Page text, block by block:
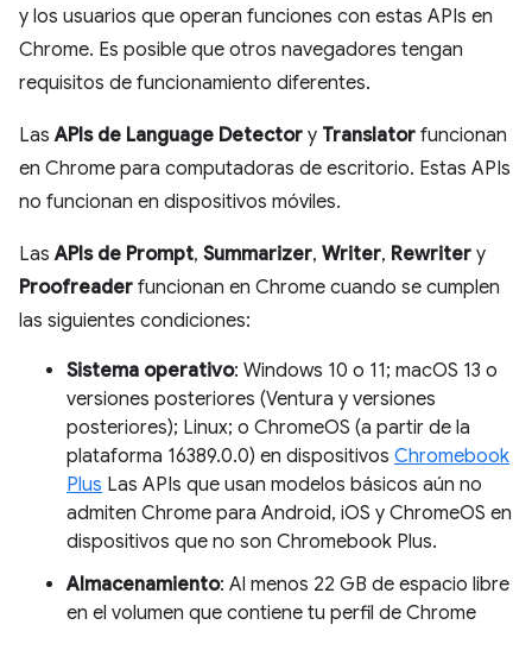
y los usuarios que operan funciones con estas APIs en
Chrome. Es posible que otros navegadores tengan
requisitos de funcionamiento diferentes.
LasAPIs de Language Detector y Translator funcionan
en Chrome para computadoras de escritorio. Estas APIs
no funcionan en dispositivos móviles.
LasAPIs de Prompt, Summarizer, Writer, Rewriter y
Proofreader funcionan en Chrome cuando se cumplen
las siguientes condiciones:
Sistema operativo: Windows 10 o 11; macOS 13 o
versiones posteriores (Ventura y versiones
posteriores); Linux; o ChromeOS (a partir de la
plataforma 16389.0.0) en dispositivos Chromebook
Plus Las APIs que usan modelos básicos aún no
admiten Chrome para Android, iOS y ChromeOS en
dispositivos que no son Chromebook Plus.
Almacenamiento: Al menos 22 GB de espacio libre
en el volumen que contiene tu perfil de Chrome